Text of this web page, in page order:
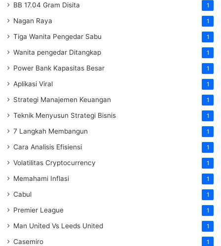
BB 17.04 Gram Disita 1
Nagan Raya 1
Tiga Wanita Pengedar Sabu 1
Wanita pengedar Ditangkap 1
Power Bank Kapasitas Besar 1
Aplikasi Viral 1
Strategi Manajemen Keuangan 1
Teknik Menyusun Strategi Bisnis 1
7 Langkah Membangun 1
Cara Analisis Efisiensi 1
Volatilitas Cryptocurrency 1
Memahami Inflasi 1
Cabul 1
Premier League 1
Man United Vs Leeds United 1
Casemiro 1